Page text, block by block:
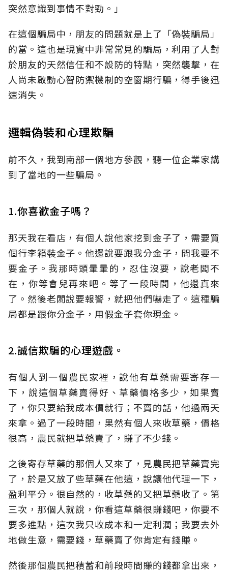
突然意識到事情不對勁。」
在這個騙局中，朋友的問題就是上了「偽裝騙局」
的當。這也是現實中非常常見的騙局，利用了人對
於朋友的天然信任和不設防的特點，突然襲擊，在
人尚未啟動心智防禦機制的空窗期行騙，得手後迅
速消失。
邏輯偽裝和心理欺騙
前不久，我到南部一個地方參觀，聽一位企業家講
到了當地的一些騙局。
1.你喜歡金子嗎？
那天我在看店，有個人說他家挖到金子了，需要買
個行李箱裝金子。他還說要跟我分金子，問我要不
要金子。我那時頭暈暈的，忍住沒要，說老闆不
在，你等會兒再來吧。等了一段時間，他還真來
了。然後老闆說要報警，就把他們嚇走了。這種騙
局都是跟你分金子，用假金子套你現金。
2.誠信欺騙的心理遊戲。
有個人到一個農民家裡，說他有草藥需要寄存一
下，說這個草藥賣得好、草藥價格多少，如果賣
了，你只要給我成本價就行；不賣的話，他過兩天
來拿。過了一段時間，果然有個人來收草藥，價格
很高，農民就把草藥賣了，賺了不少錢。
之後寄存草藥的那個人又來了，見農民把草藥賣完
了，於是又放了些草藥在他這，說讓他代理一下，
盈利平分。很自然的，收草藥的又把草藥收了。第
三次，那個人就說，你看這草藥很賺錢吧，你要不
要多進點，這次我只收成本和一定利潤；我要去外
地做生意，需要錢，草藥賣了你肯定有錢賺。
然後那個農民把積蓄和前段時間賺的錢都拿出來，